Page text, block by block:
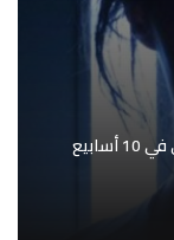
يمكن للبشر أن يتعلموا تحديد المكان بالصدى في 10 أسابيع